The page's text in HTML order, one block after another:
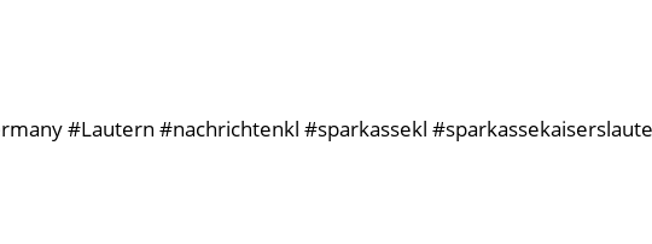
#Lautern #nachrichtenkl #sparkassekl